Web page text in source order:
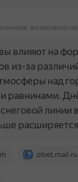
возможны
otvet.mail.ru
влияют на
из-за
над
равнинами.
линии